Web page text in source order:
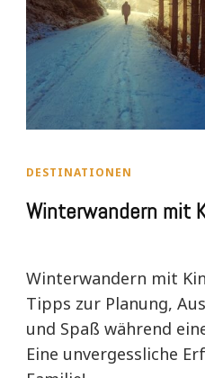
DESTINATIONEN
Winterwandern mit
Winterwandern mit
Tipps zur Planung,
und Spaß während
Eine unvergessliche